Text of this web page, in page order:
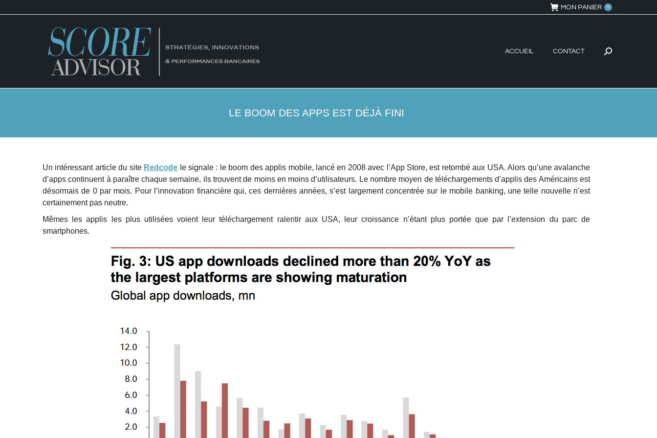
MON PANIER 0
ACCUEIL CONTACT
Recherche
LE BOOM DES APPS EST DÉJÀ FINI
Un intéressant article du site Redcode le signale : le boom des applis mobile, lancé en 2008 avec l’App Store, est retombé aux USA. Alors qu’une avalanche
d’apps continuent à paraître chaque semaine, ils trouvent de moins en moins d’utilisateurs. Le nombre moyen de téléchargements d’applis des Américains est
désormais de 0 par mois. Pour l’innovation financière qui, ces dernières années, s’est largement concentrée sur le mobile banking, une telle nouvelle n’est
certainement pas neutre.
Mêmes les applis les plus utilisées voient leur téléchargement ralentir aux USA, leur croissance n’étant plus portée que par l’extension du parc de
smartphones.